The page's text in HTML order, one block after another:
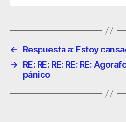
←
Respuesta a: Estoy
→
RE: RE: RE: RE: RE:
pánico